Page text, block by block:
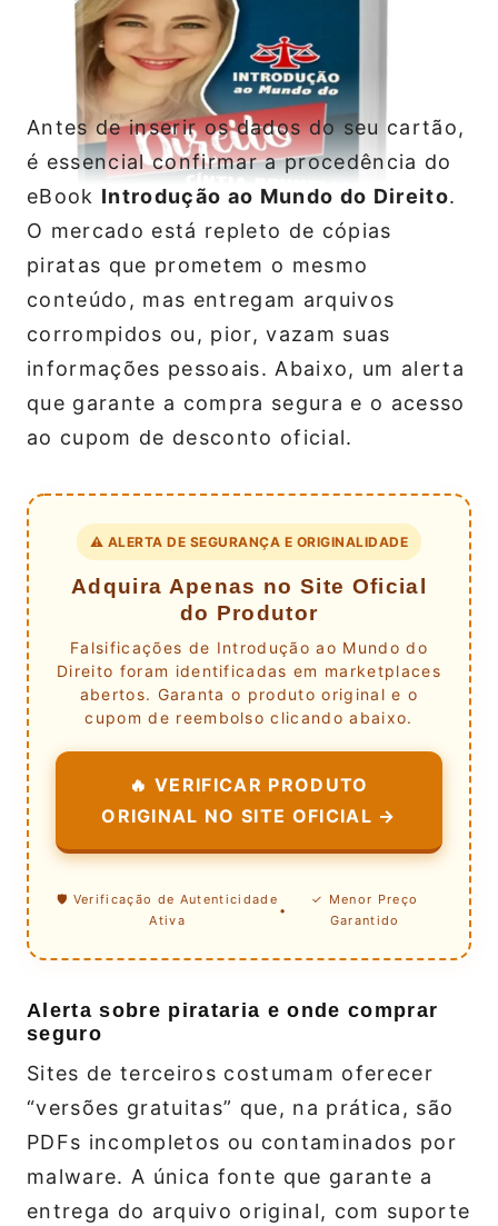
Antes de inserir os dados do seu cartão,
é essencial confirmar a procedência do
eBook Introdução ao Mundo do Direito.
O mercado está repleto de cópias
piratas que prometem o mesmo
conteúdo, mas entregam arquivos
corrompidos ou, pior, vazam suas
informações pessoais. Abaixo, um alerta
que garante a compra segura e o acesso
ao cupom de desconto oficial.
⚠️ ALERTA DE SEGURANÇA E ORIGINALIDADE
Adquira Apenas no Site Oficial
do Produtor
Falsificações de Introdução ao Mundo do
Direito foram identificadas em marketplaces
abertos. Garanta o produto original e o
cupom de reembolso clicando abaixo.
🔥 VERIFICAR PRODUTO
ORIGINAL NO SITE OFICIAL →
🛡️ Verificação de Autenticidade
Ativa
•
✓ Menor Preço
Garantido
Alerta sobre pirataria e onde comprar
seguro
Sites de terceiros costumam oferecer
“versões gratuitas” que, na prática, são
PDFs incompletos ou contaminados por
malware. A única fonte que garante a
entrega do arquivo original, com suporte